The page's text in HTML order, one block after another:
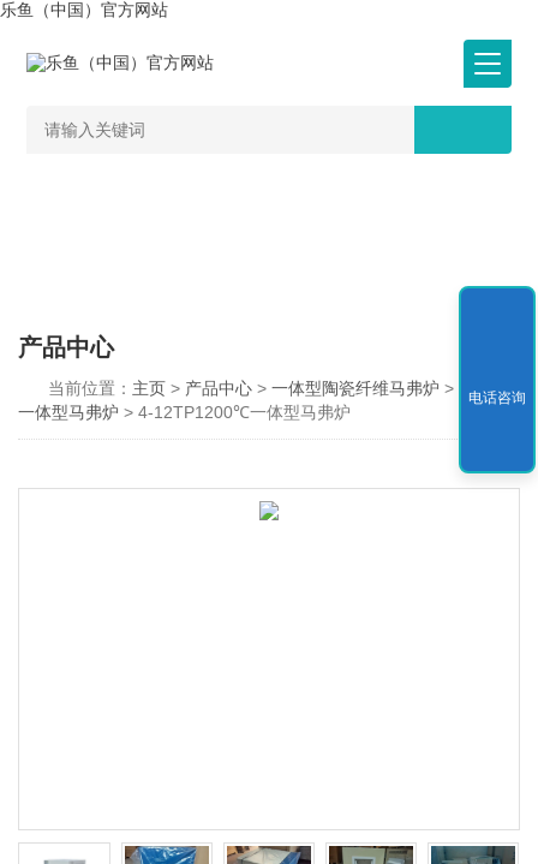
乐鱼（中国）官方网站
产品中心
当前位置： 主页> 产品中心 >一体型陶瓷纤维马弗炉 >
1200℃
一体型马弗炉 > 4-12TP1200℃一体型马弗炉
电话咨询